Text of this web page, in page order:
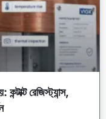
রেজিস্ট্যান্স,